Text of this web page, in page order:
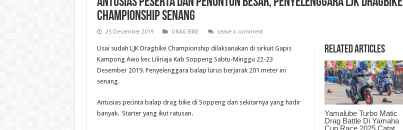
Championship Senang
25 Desember 2019 DRAG BIKE Leave a comment
Related Articles
Yamalube Turbo Matic
Drag Battle Di Yamaha
Cup Race 2025 Catat
Usai sudah LJK Dragbike Championship dilaksanakan di sirkuit Gapis
Kampong Awo kec Liliriaja Kab Soppeng Sabtu-Minggu 22-23
Desember 2019. Penyelenggara balap lurus berjarak 201 meter ini
senang.
Antusias pecinta balap drag bike di Soppeng dan sekitarnya yang hadir
banyak. Starter yang ikut ratusan.